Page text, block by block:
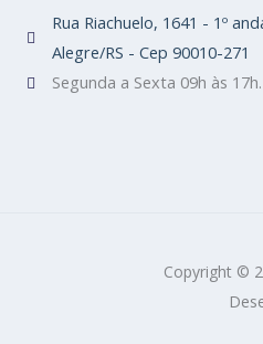
Rua Riachuelo, 1641 - 1º
Alegre/RS - Cep 90010-271
Segunda a Sexta 09h às 17h.
Copyright ©